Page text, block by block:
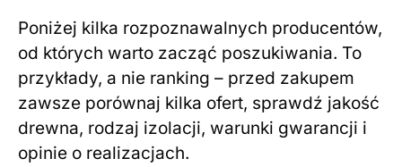
Poniżej kilka rozpoznawalnych producentów,
od których warto zacząć poszukiwania. To
przykłady, a nie ranking – przed zakupem
zawsze porównaj kilka ofert, sprawdź jakość
drewna, rodzaj izolacji, warunki gwarancji i
opinie o realizacjach.